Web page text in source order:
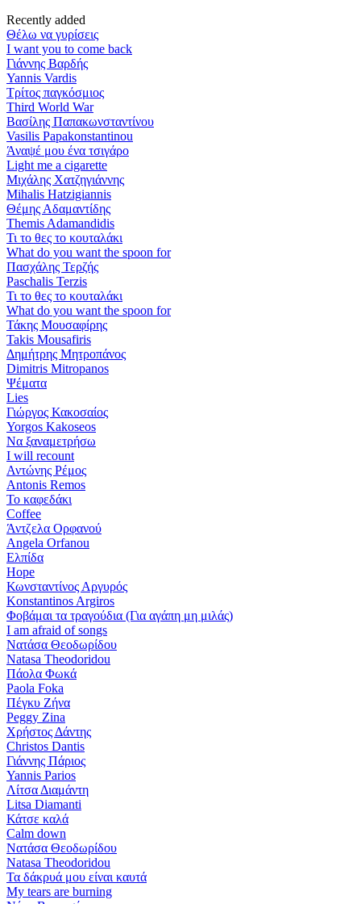
Recently added
Θέλω να γυρίσεις
I want you to come back
Γιάννης Βαρδής
Yannis Vardis
Τρίτος παγκόσμιος
Third World War
Βασίλης Παπακωνσταντίνου
Vasilis Papakonstantinou
Άναψέ μου ένα τσιγάρο
Light me a cigarette
Μιχάλης Χατζηγιάννης
Mihalis Hatzigiannis
Θέμης Αδαμαντίδης
Themis Adamandidis
Τι το θες το κουταλάκι
What do you want the spoon for
Πασχάλης Τερζής
Paschalis Terzis
Τι το θες το κουταλάκι
What do you want the spoon for
Τάκης Μουσαφίρης
Takis Mousafiris
Δημήτρης Μητροπάνος
Dimitris Mitropanos
Ψέματα
Lies
Γιώργος Κακοσαίος
Yorgos Kakoseos
Να ξαναμετρήσω
I will recount
Αντώνης Ρέμος
Antonis Remos
Το καφεδάκι
Coffee
Άντζελα Ορφανού
Angela Orfanou
Ελπίδα
Hope
Κωνσταντίνος Αργυρός
Konstantinos Argiros
Φοβάμαι τα τραγούδια (Για αγάπη μη μιλάς)
I am afraid of songs
Νατάσα Θεοδωρίδου
Natasa Theodoridou
Πάολα Φωκά
Paola Foka
Πέγκυ Ζήνα
Peggy Zina
Χρήστος Δάντης
Christos Dantis
Γιάννης Πάριος
Yannis Parios
Λίτσα Διαμάντη
Litsa Diamanti
Κάτσε καλά
Calm down
Νατάσα Θεοδωρίδου
Natasa Theodoridou
Τα δάκρυά μου είναι καυτά
My tears are burning